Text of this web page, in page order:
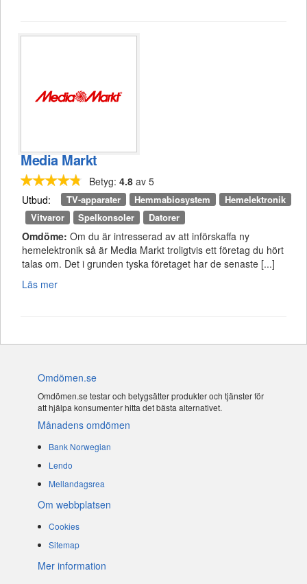
Media Markt
Betyg: 4.8 av 5
Utbud:
TV-apparater Hemmabiosystem
Hemelektronik
Vitvaror
Spelkonsoler Datorer
Omdöme: Om du är intresserad av att införskaffa ny
hemelektronik så är Media Markt troligtvis ett företag du hört
talas om. Det i grunden tyska företaget har de senaste [...]
Läs mer
Omdömen.se
Omdömen.se testar och betygsätter produkter och tjänster för
att hjälpa konsumenter hitta det bästa alternativet.
Månadens omdömen
Bank Norwegian
Lendo
Mellandagsrea
Om webbplatsen
Cookies
Sitemap
Mer information